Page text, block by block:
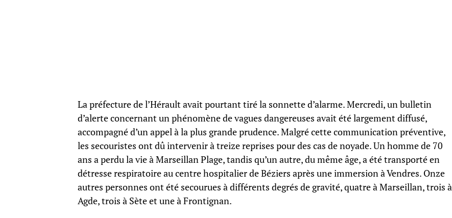
La préfecture de l’Hérault avait pourtant tiré la sonnette d’alarme. Mercredi, un bulletin
d’alerte concernant un phénomène de vagues dangereuses avait été largement diffusé,
accompagné d’un appel à la plus grande prudence. Malgré cette communication préventive,
les secouristes ont dû intervenir à treize reprises pour des cas de noyade. Un homme de 70
ans a perdu la vie à Marseillan Plage, tandis qu’un autre, du même âge, a été transporté en
détresse respiratoire au centre hospitalier de Béziers après une immersion à Vendres. Onze
autres personnes ont été secourues à différents degrés de gravité, quatre à Marseillan, trois à
Agde, trois à Sète et une à Frontignan.